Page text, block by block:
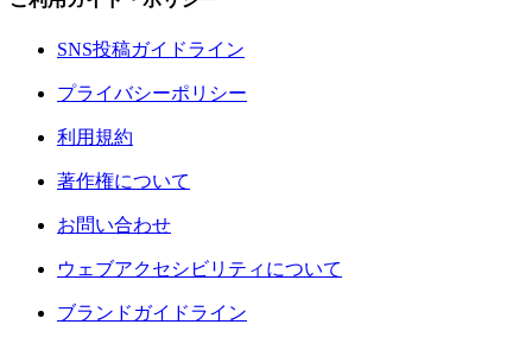
SNS投稿ガイドライン
プライバシーポリシー
利用規約
著作権について
お問い合わせ
ウェブアクセシビリティについて
ブランドガイドライン